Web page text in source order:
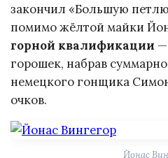
закончил «Большую
помимо жёлтой майки
горной квалификации —
горошек, набрав
немецкого гонщика
очков.
Йонас